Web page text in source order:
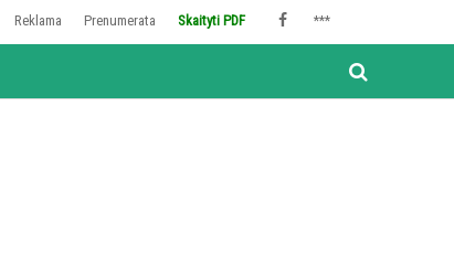
Reklama Prenumerata Skaityti PDF ***